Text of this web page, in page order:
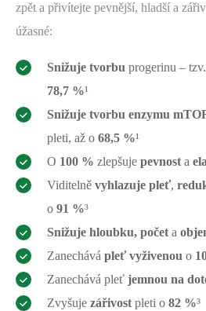
zpět a přivítejte pevnější, hladší a
úžasné:
Snižuje tvorbu progerinu –
78,7 %¹
Snižuje tvorbu enzymu
pleti, až o 68,5 %¹
O 100 % zlepšuje pevnost a
Viditelně vyhlazuje pleť,
o 91 %³
Snižuje hloubku, počet a
Zanechává pleť vyživenou o
Zanechává pleť jemnou na
Zvyšuje zářivost pleti o 82 %³